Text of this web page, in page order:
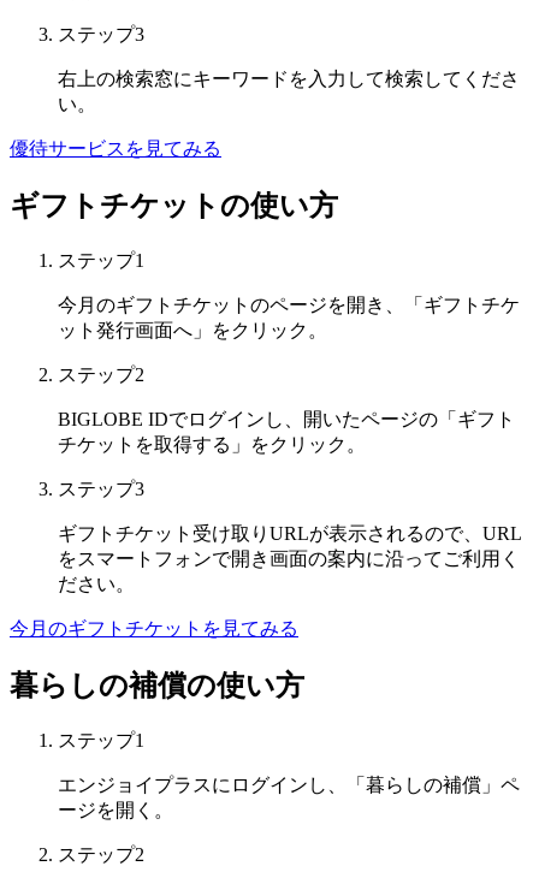
ステップ3
右上の検索窓にキーワードを入力して検索してくださ
い。
優待サービスを見てみる
ギフトチケットの使い方
ステップ1
今月のギフトチケットのページを開き、「ギフトチケ
ット発行画面へ」をクリック。
ステップ2
BIGLOBE IDでログインし、開いたページの「ギフト
チケットを取得する」をクリック。
ステップ3
ギフトチケット受け取りURLが表示されるので、URL
をスマートフォンで開き画面の案内に沿ってご利用く
ださい。
今月のギフトチケットを見てみる
暮らしの補償の使い方
ステップ1
エンジョイプラスにログインし、「暮らしの補償」ペ
ージを開く。
ステップ2